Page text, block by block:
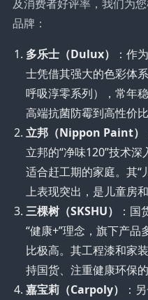
及消费者好评率，我们为
品牌：
多乐士（Dulux）
：作
士凭借其强大的色彩体
呼吸淳零系列），常年
高端抗菌防霉到高性价
立邦（Nippon Paint）
立邦的“净味120”技术
适合赶工期的家庭。其“
上表现突出，是儿童房
三棵树（SKSHU）
：
“健康+”理念，旗下产
比极高。其工程漆和家
持国货、注重健康环保的
嘉宝莉（Carpoly）
：